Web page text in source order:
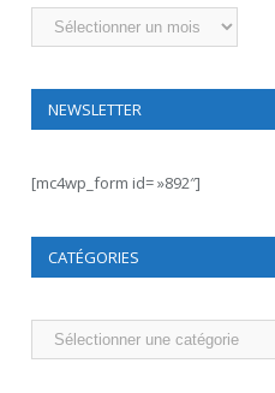
Archives
NEWSLETTER
[mc4wp_form id= »892″]
CATÉGORIES
Catégories